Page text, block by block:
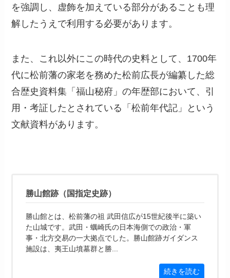
を強調し、虚飾を加えている部分があることも理
解したうえで利用する必要があります。
また、これ以外にこの時代の史料として、1700年
代に松前藩の家老を務めた松前広長が編纂した総
合歴史資料集「福山秘府」の年歴部において、引
用・考証したとされている「松前年代記」という
文献資料があります。
勝山館跡（国指定史跡）
勝山館とは、松前藩の祖 武田信広が15世紀後半に築い
た山城です。武田・蠣崎氏の日本海側での政治・軍
事・北方交易の一大拠点でした。勝山館跡ガイダンス
施設は、夷王山墳墓群と勝...
続きを読む